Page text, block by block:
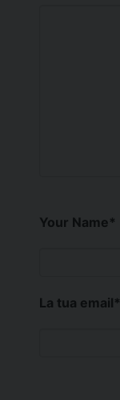
Your Name*
La tua email*